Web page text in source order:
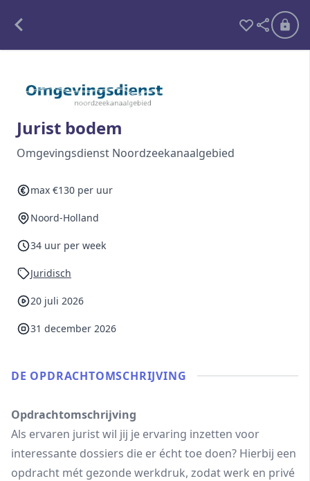
Freelance
Detachering
Interim opdrachten statistiek
Jurist bodem
Omgevingsdienst Noordzeekanaalgebied
max €130 per uur
Noord-Holland
34 uur per week
Juridisch
20 juli 2026
31 december 2026
DE OPDRACHT­OMSCHRIJVING
Opdrachtomschrijving
Als ervaren jurist wil jij je ervaring inzetten voor
interessante dossiers die er écht toe doen? Hierbij een
opdracht mét gezonde werkdruk, zodat werk en privé